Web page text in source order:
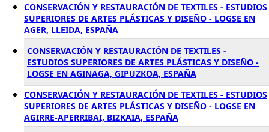
CONSERVACIÓN Y RESTAURACIÓN DE TEXTILES - ESTUDIOS
SUPERIORES DE ARTES PLÁSTICAS Y DISEÑO - LOGSE EN
AGER, LLEIDA, ESPAÑA
CONSERVACIÓN Y RESTAURACIÓN DE TEXTILES -
ESTUDIOS SUPERIORES DE ARTES PLÁSTICAS Y DISEÑO -
LOGSE EN AGINAGA, GIPUZKOA, ESPAÑA
CONSERVACIÓN Y RESTAURACIÓN DE TEXTILES - ESTUDIOS
SUPERIORES DE ARTES PLÁSTICAS Y DISEÑO - LOGSE EN
AGIRRE-APERRIBAI, BIZKAIA, ESPAÑA